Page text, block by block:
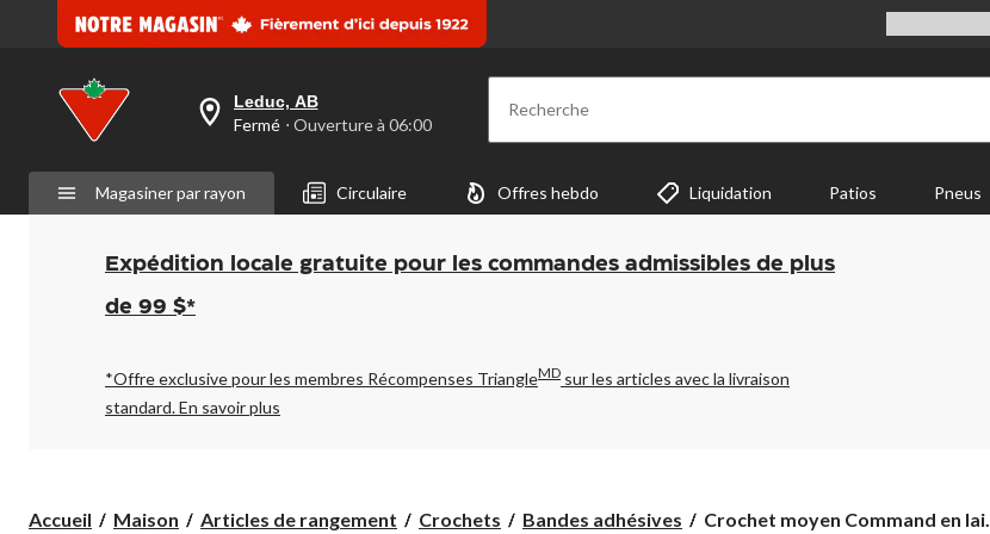
votre
est
Leduc,
AB,
Fermé,
Ouverture
à
pour
changer
Leduc, AB
Fermé ⋅ Ouverture à 06:00 Recherche
Magasiner par rayon Circulaire Offres hebdo Liquidation Patios Pneus
Expédition locale gratuite pour les commandes admissibles de plus
de 99 $*
*Offre exclusive pour les membres Récompenses TriangleMD sur les articles avec la livraison
standard.En savoir plus
Accueil Maison Articles de rangement Crochets Bandes adhésives
Crochet
Crochet moyen Command en lai...